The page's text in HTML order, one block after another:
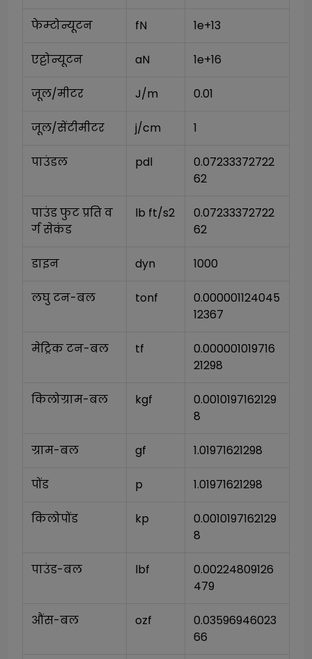
फेम्टोन्यूटन fN 1e+13
एट्टोन्यूटन aN 1e+16
जूल/मीटर J/m 0.01
जूल/सेंटीमीटर j/cm 1
पाउंडल pdl
0.07233372722
62
पाउंड फुट प्रति व
र्ग सेकंड
lb ft/s2
0.07233372722
62
डाइन dyn 1000
लघु टन-बल tonf
0.000001124045
12367
मेट्रिक टन-बल tf
0.000001019716
21298
किलोग्राम-बल kgf
0.0010197162129
8
ग्राम-बल gf 1.01971621298
पोंड p 1.01971621298
किलोपोंड kp
0.0010197162129
8
पाउंड-बल lbf
0.00224809126
479
औंस-बल ozf
0.03596946023
66